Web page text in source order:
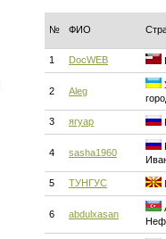
№ ФИО
1 DocWEB
2 Aleg
3 ягуар
4 sasha1960
5 ТУНГУС
6 abdulxasan